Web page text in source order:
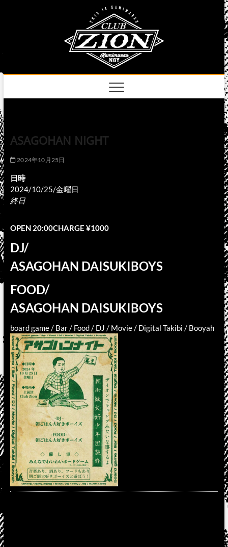
ASAGOHAN NIGHT
2024年10月25日
日時
2024/10/25/金曜日
終日
OPEN 20:00CHARGE ¥1000
DJ/
ASAGOHAN DAISUKIBOYS
FOOD/
ASAGOHAN DAISUKIBOYS
board game / Bar / Food / DJ / Movie / Digital Takibi / Booyah